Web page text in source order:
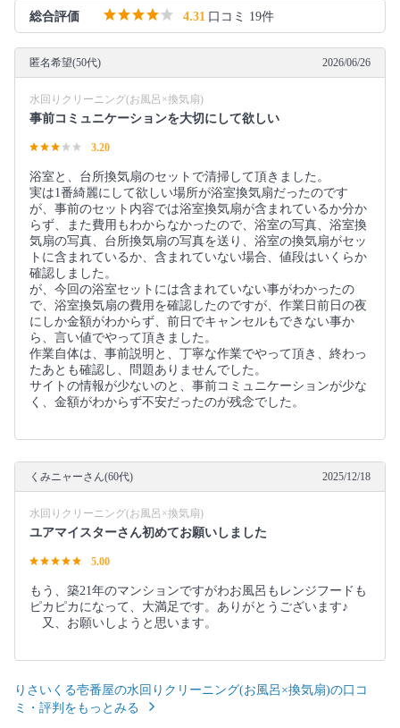
総合評価 4.31 口コミ 19件
匿名希望(50代) 2026/06/26
水回りクリーニング(お風呂×換気扇)
事前コミュニケーションを大切にして欲しい
3.20
浴室と、台所換気扇のセットで清掃して頂きました。
実は1番綺麗にして欲しい場所が浴室換気扇だったのです
が、事前のセット内容では浴室換気扇が含まれているか分か
らず、また費用もわからなかったので、浴室の写真、浴室換
気扇の写真、台所換気扇の写真を送り、浴室の換気扇がセッ
トに含まれているか、含まれていない場合、値段はいくらか
確認しました。
が、今回の浴室セットには含まれていない事がわかったの
で、浴室換気扇の費用を確認したのですが、作業日前日の夜
にしか金額がわからず、前日でキャンセルもできない事か
ら、言い値でやって頂きました。
作業自体は、事前説明と、丁寧な作業でやって頂き、終わっ
たあとも確認し、問題ありませんでした。
サイトの情報が少ないのと、事前コミュニケーションが少な
く、金額がわからず不安だったのが残念でした。
くみニャーさん(60代) 2025/12/18
水回りクリーニング(お風呂×換気扇)
ユアマイスターさん初めてお願いしました
5.00
もう、築21年のマンションですがわお風呂もレンジフードも
ピカピカになって、大満足です。ありがとうございます♪
又、お願いしようと思います。
りさいくる壱番屋の水回りクリーニング(お風呂×換気扇)の口コ
ミ・評判をもっとみる